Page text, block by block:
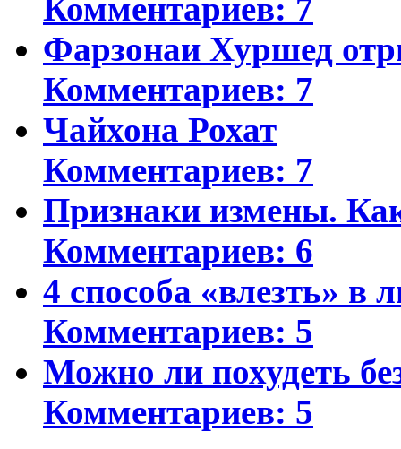
Комментариев: 7
Фарзонаи Хуршед
Комментариев: 7
Чайхона Рохат
Комментариев: 7
Признаки измены.
Комментариев: 6
4 способа «влезть» в
Комментариев: 5
Можно ли похудеть
Комментариев: 5